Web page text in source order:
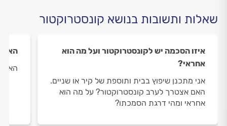
שאלות ותשובות בנושא קונסטרוקטור
איזו הסכמה יש לקונסטרוקטור ועל מה הוא
אחראי?
אני מתכנן שיפוץ בבית ותוספת של קיר או שניים.
האם אצטרך לערב קונסטרוקטור? על מה הוא
אחראי ומהי דרגת הסמכתו?
האם
האם